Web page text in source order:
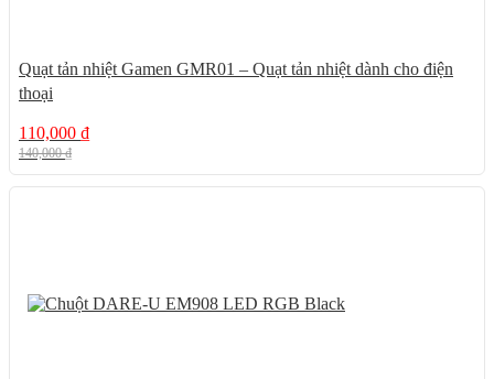
Quạt tản nhiệt Gamen GMR01 – Quạt tản nhiệt dành cho điện
thoại
110,000 ₫
140,000₫